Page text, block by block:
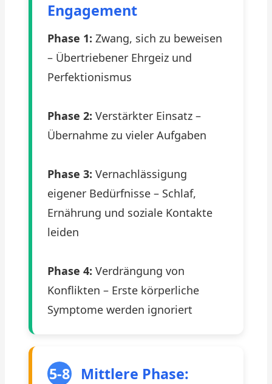
Engagement
Phase 1: Zwang, sich zu beweisen
– Übertriebener Ehrgeiz und
Perfektionismus
Phase 2: Verstärkter Einsatz –
Übernahme zu vieler Aufgaben
Phase 3: Vernachlässigung
eigener Bedürfnisse – Schlaf,
Ernährung und soziale Kontakte
leiden
Phase 4: Verdrängung von
Konflikten – Erste körperliche
Symptome werden ignoriert
5-8
Mittlere Phase: